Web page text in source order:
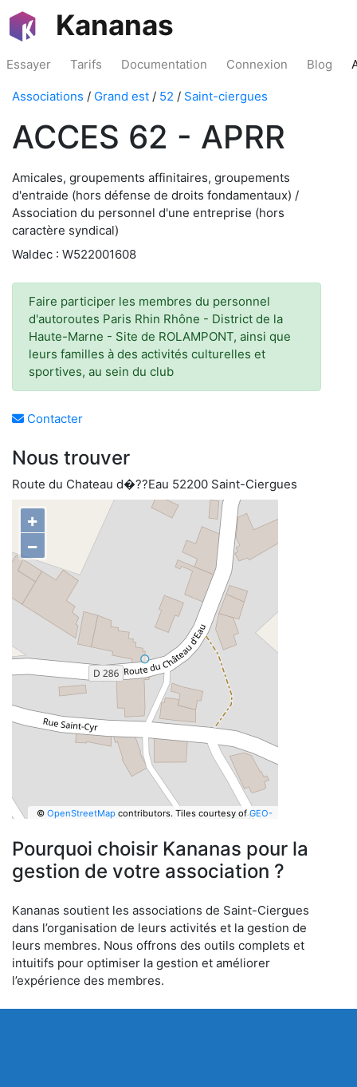
Kananas
Essayer Tarifs Documentation Connexion Blog
Associations / Grand est / 52 / Saint-ciergues
ACCES 62 - APRR
Amicales, groupements affinitaires, groupements
d'entraide (hors défense de droits fondamentaux) /
Association du personnel d'une entreprise (hors
caractère syndical)
Waldec : W522001608
Faire participer les membres du personnel
d'autoroutes Paris Rhin Rhône - District de la
Haute-Marne - Site de ROLAMPONT, ainsi que
leurs familles à des activités culturelles et
sportives, au sein du club
Contacter
Nous trouver
Route du Chateau d�??Eau 52200 Saint-Ciergues
+
−
© OpenStreetMapcontributors. Tiles courtesy ofGEO-
Pourquoi choisir Kananas pour la
gestion de votre association ?
Kananas soutient les associations de Saint-Ciergues
dans l’organisation de leurs activités et la gestion de
leurs membres. Nous offrons des outils complets et
intuitifs pour optimiser la gestion et améliorer
l’expérience des membres.